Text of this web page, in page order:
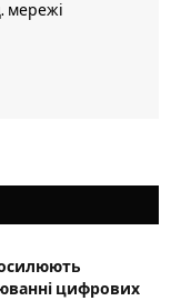
мережі
цифрових